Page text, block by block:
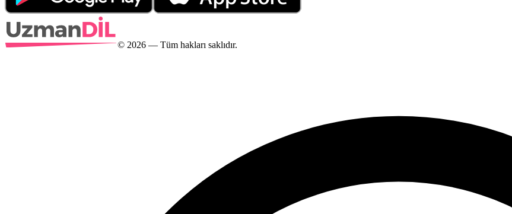
© 2026 — Tüm hakları saklıdır.